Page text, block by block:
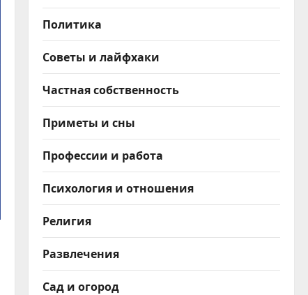
Политика
Советы и лайфхаки
Частная собственность
Приметы и сны
Профессии и работа
Психология и отношения
Религия
Развлечения
Сад и огород